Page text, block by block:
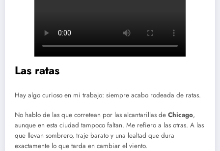
Las ratas
Hay algo curioso en mi trabajo: siempre acabo rodeada de ratas.
No hablo de las que corretean por las alcantarillas de Chicago,
aunque en esta ciudad tampoco faltan. Me refiero a las otras. A las
que llevan sombrero, traje barato y una lealtad que dura
exactamente lo que tarda en cambiar el viento.